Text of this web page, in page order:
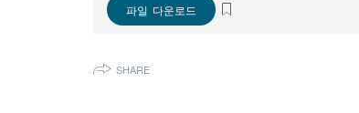
파일 다운로드
SHARE